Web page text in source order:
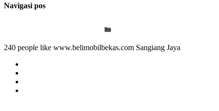
Navigasi pos
240 people like www.belimobilbekas.com Sangiang Jaya